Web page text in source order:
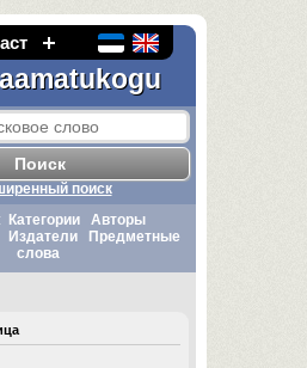
поиск
Категории
Авторы
Издатели
Предметные
слова